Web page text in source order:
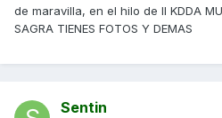
de maravilla, en el hilo de II KDDA
SAGRA TIENES FOTOS Y DEMAS
Sentin